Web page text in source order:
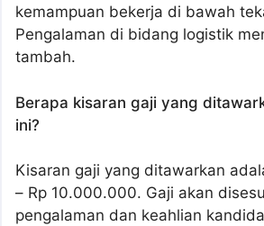
kemampuan bekerja di bawah
Pengalaman di bidang logistik
tambah.
Berapa kisaran gaji yang
ini?
Kisaran gaji yang ditawarkan
– Rp 10.000.000. Gaji akan
pengalaman dan keahlian